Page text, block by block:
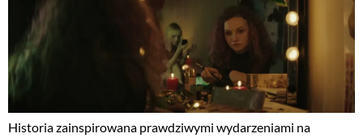
Historia zainspirowana prawdziwymi wydarzeniami na